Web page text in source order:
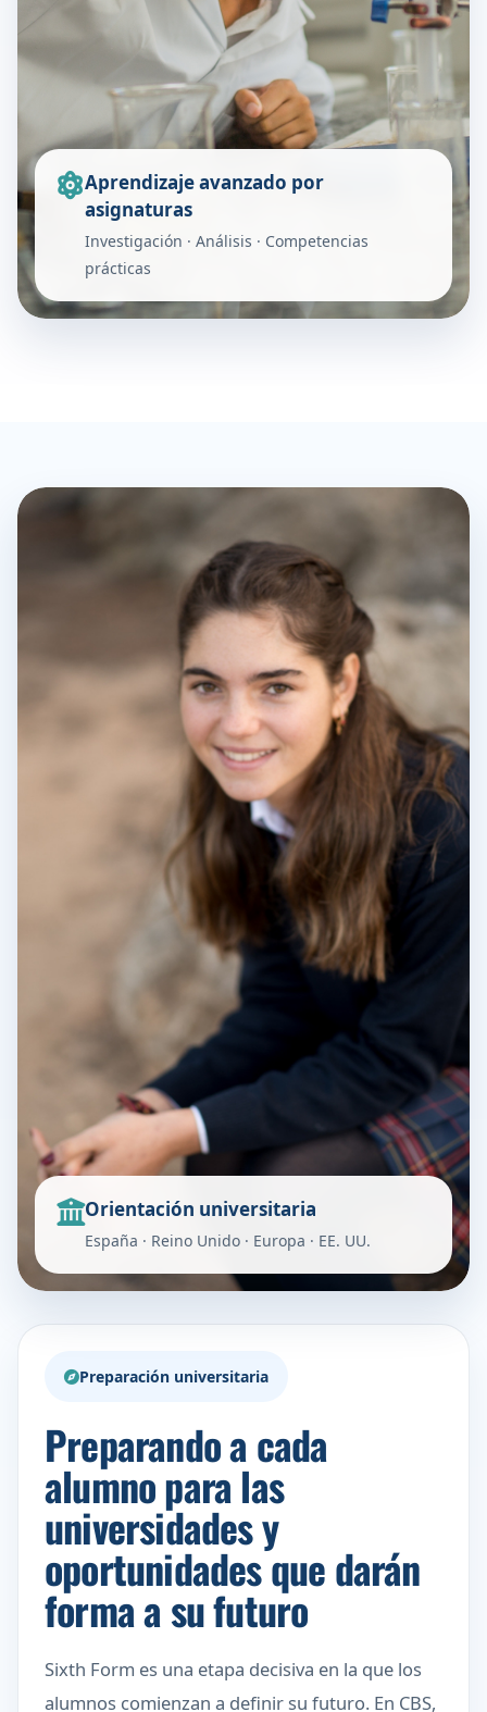
Aprendizaje avanzado por
asignaturas
Investigación · Análisis · Competencias
prácticas
Orientación universitaria
España · Reino Unido · Europa · EE. UU.
Preparación universitaria
Preparando a cada
alumno para las
universidades y
oportunidades que darán
forma a su futuro
Sixth Form es una etapa decisiva en la que los
alumnos comienzan a definir su futuro. En CBS,